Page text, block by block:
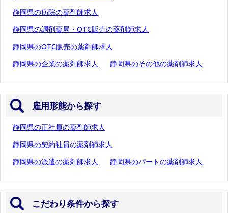
静岡県の病院の薬剤師求人
静岡県の調剤薬局・OTC販売の薬剤師求人
静岡県のOTC販売の薬剤師求人
静岡県の企業の薬剤師求人 静岡県のその他の薬剤師求人
雇用形態から探す
静岡県の正社員の薬剤師求人
静岡県の契約社員の薬剤師求人
静岡県の派遣の薬剤師求人 静岡県のパートの薬剤師求人
こだわり条件から探す